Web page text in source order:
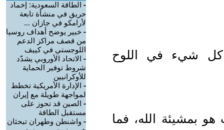
كل شيء في اللوح
بمشيئة الله، فما
- الطاقة السعودية: إخماد
حريق في منشأة تابعة
لأرامكو في جازان ...
- خبير يوضح أهداف روسيا
من قصف مراكز الدعم
اللوجستي في كييف
- الاتحاد الأوروبي يشدّد
شروط توفير الحماية
للأوكرانيين
- الإدارة الأمريكية تخطط
لمواجهة طويلة مع إيران
- الصين قد تحوز على
مستقبل الطاقة
- واشنطن وطهران تبحثان